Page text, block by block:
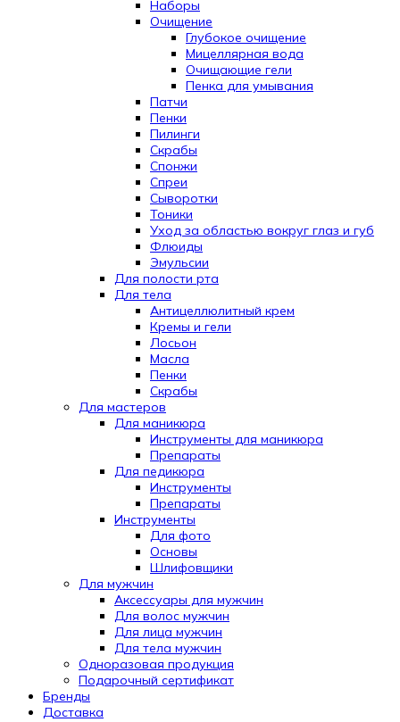
Наборы
Очищение
Глубокое очищение
Мицеллярная вода
Очищающие гели
Пенка для умывания
Патчи
Пенки
Пилинги
Скрабы
Спонжи
Спреи
Сыворотки
Тоники
Уход за областью вокруг глаз и губ
Флюиды
Эмульсии
Для полости рта
Для тела
Антицеллюлитный крем
Кремы и гели
Лосьон
Масла
Пенки
Скрабы
Для мастеров
Для маникюра
Инструменты для маникюра
Препараты
Для педикюра
Инструменты
Препараты
Инструменты
Для фото
Основы
Шлифовщики
Для мужчин
Аксессуары для мужчин
Для волос мужчин
Для лица мужчин
Для тела мужчин
Одноразовая продукция
Подарочный сертификат
Automatically
Hierarchic
Бренды
Доставка